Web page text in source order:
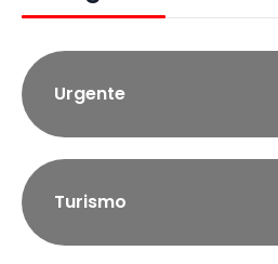
Urgente
Turismo